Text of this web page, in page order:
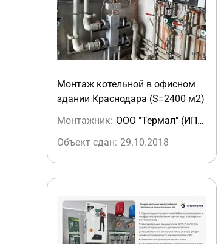
Монтаж котельной в офисном
здании Краснодара (S=2400 м2)
Монтажник:
ООО "Термал" (ИП Барсуков А.)
Объект сдан: 29.10.2018